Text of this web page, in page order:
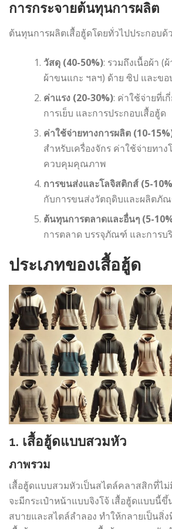
การกระจายต้นทุนการผลิต
ต้นทุนการผลิตเสื้อฮู้ดโดยทั่วไปประกอบด้
วัสดุ (40-50%): รวมถึงเนื้อผ้า (
ผ้าขนแกะ ฯลฯ) ด้าย ซิป และข
ค่าแรง (20-30%): ค่าใช้จ่ายที่เ
การเย็บ และการประกอบเสื้อฮู้ด
ค่าใช้จ่ายทางการผลิต (10-
สำหรับเครื่องจักร ค่าใช้จ่ายทาง
ควบคุมคุณภาพ
การขนส่งและโลจิสติกส์ (5-
กับการขนส่งวัตถุดิบและผลิตภัณ
ต้นทุนการตลาดและอื่นๆ (5-
การตลาด บรรจุภัณฑ์ และการบ
ประเภทของเสื้อฮู้ด
1. เสื้อฮู้ดแบบสวมหัว
ภาพรวม
เสื้อฮู้ดแบบสวมหัวเป็นสไตล์คลาสสิกที่ไ
จะมีกระเป๋าหน้าแบบจิงโจ้ เสื้อฮู้ดแบบนี้ขึ้
สบายและสไตล์ลำลอง ทำให้กลายเป็นสิ่